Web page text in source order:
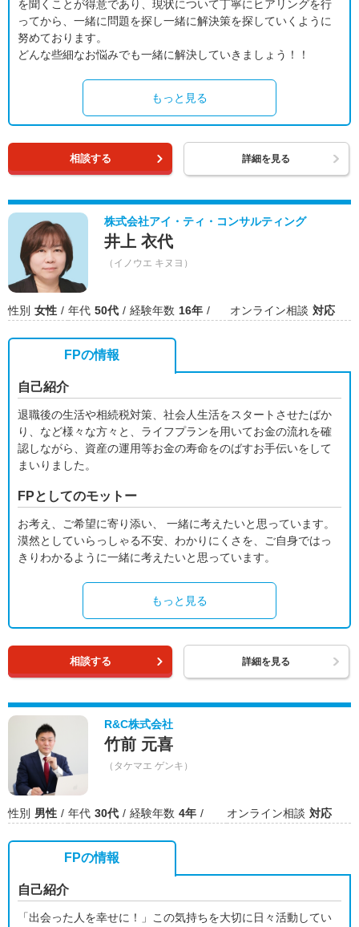
を聞くことが得意であり、現状について丁寧にヒアリングを行
ってから、一緒に問題を探し一緒に解決策を探していくように
努めております。
どんな些細なお悩みでも一緒に解決していきましょう！！
もっと見る
相談する 詳細を見る
株式会社アイ・ティ・コンサルティング
井上 衣代
（イノウエ キヌヨ）
性別 女性 年代 50代 経験年数 16年 オンライン相談 対応
FPの情報
自己紹介
退職後の生活や相続税対策、社会人生活をスタートさせたばか
り、など様々な方々と、ライフプランを用いてお金の流れを確
認しながら、資産の運用等お金の寿命をのばすお手伝いをして
まいりました。
FPとしてのモットー
お考え、ご希望に寄り添い、 一緒に考えたいと思っています。
漠然としていらっしゃる不安、わかりにくさを、ご自身ではっ
きりわかるように一緒に考えたいと思っています。
もっと見る
相談する 詳細を見る
R&C株式会社
竹前 元喜
（タケマエ ゲンキ）
性別 男性 年代 30代 経験年数 4年 オンライン相談 対応
FPの情報
自己紹介
「出会った人を幸せに！」この気持ちを大切に日々活動してい